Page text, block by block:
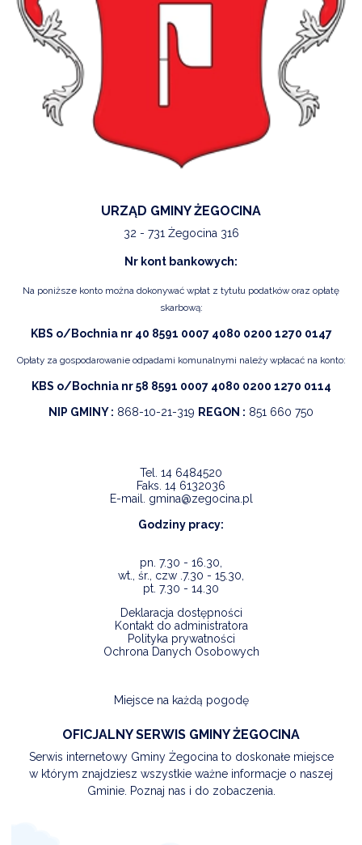
URZĄD GMINY ŻEGOCINA
32 - 731 Żegocina 316
Nr kont bankowych:
Na poniższe konto można dokonywać wpłat z tytułu podatków oraz opłatę
skarbową:
KBS o/Bochnia nr 40 8591 0007 4080 0200 1270 0147
Opłaty za gospodarowanie odpadami komunalnymi należy wpłacać na konto:
KBS o/Bochnia nr 58 8591 0007 4080 0200 1270 0114
NIP GMINY : 868-10-21-319 REGON : 851 660 750
Tel. 14 6484520
Faks. 14 6132036
E-mail. gmina@zegocina.pl
Godziny pracy:
pn. 7.30 - 16.30,
wt., śr., czw .7.30 - 15.30,
pt. 7.30 - 14.30
Deklaracja dostępności
Kontakt do administratora
Polityka prywatności
Ochrona Danych Osobowych
Miejsce na każdą pogodę
OFICJALNY SERWIS GMINY ŻEGOCINA
Serwis internetowy Gminy Żegocina to doskonałe miejsce
w którym znajdziesz wszystkie ważne informacje o naszej
Gminie. Poznaj nas i do zobaczenia.